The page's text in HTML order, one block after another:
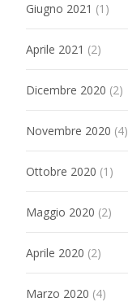
Giugno 2021 (1)
Aprile 2021 (2)
Dicembre 2020 (2)
Novembre 2020 (4)
Ottobre 2020 (1)
Maggio 2020 (2)
Aprile 2020 (2)
Marzo 2020 (4)